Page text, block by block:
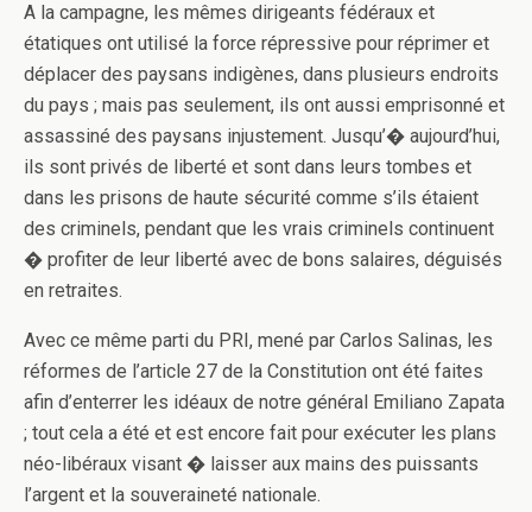
A la campagne, les mêmes dirigeants fédéraux et
étatiques o­nt utilisé la force répressive pour réprimer et
déplacer des paysans indigènes, dans plusieurs endroits
du pays ; mais pas seulement, ils o­nt aussi emprisonné et
assassiné des paysans injustement. Jusqu’� aujourd’hui,
ils sont privés de liberté et sont dans leurs tombes et
dans les prisons de haute sécurité comme s’ils étaient
des criminels, pendant que les vrais criminels continuent
� profiter de leur liberté avec de bons salaires, déguisés
en retraites.
Avec ce même parti du PRI, mené par Carlos Salinas, les
réformes de l’article 27 de la Constitution o­nt été faites
afin d’enterrer les idéaux de notre général Emiliano Zapata
; tout cela a été et est encore fait pour exécuter les plans
néo-libéraux visant � laisser aux mains des puissants
l’argent et la souveraineté nationale.